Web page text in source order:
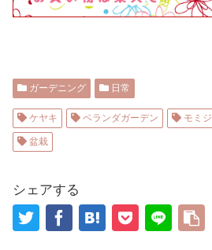
ガーデニング 日常
ケヤキ ベランダガーデン モミジ
盆栽
シェアする